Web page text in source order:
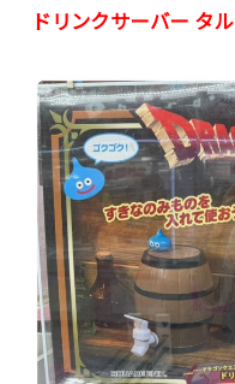
ドリンクサーバー タル